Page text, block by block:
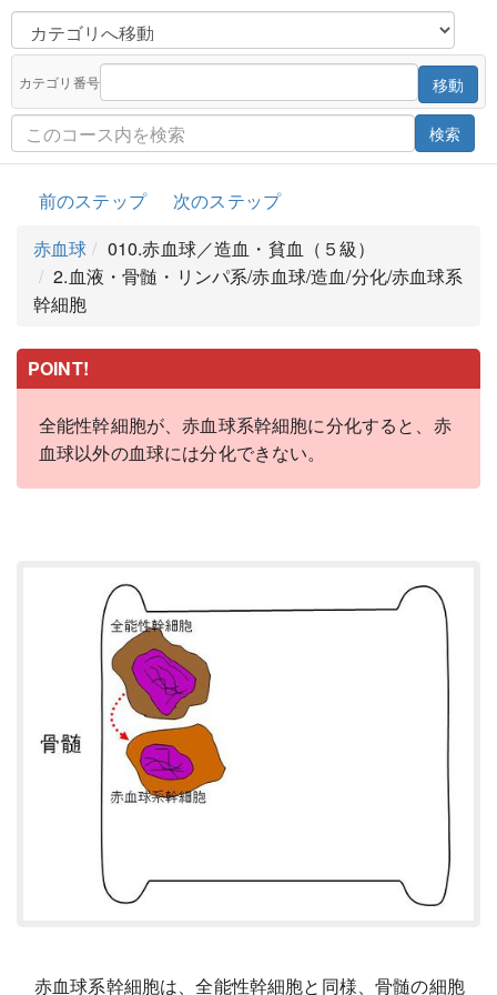
カテゴリ番号 移動
検索
前のステップ
次のステップ
赤血球
010.赤血球／造血・貧血（５級）
2.血液・骨髄・リンパ系/赤血球/造血/分化/赤血球系
幹細胞
POINT!
全能性幹細胞が、赤血球系幹細胞に分化すると、赤
血球以外の血球には分化できない。
赤血球系幹細胞は、全能性幹細胞と同様、骨髄の細胞